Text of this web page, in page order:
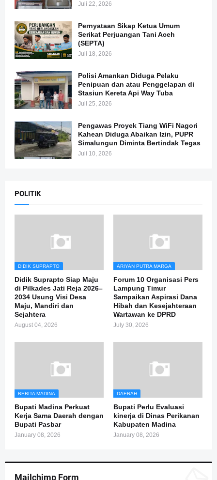
Juli 22, 2026
Pernyataan Sikap Ketua Umum
Serikat Perjuangan Tani Aceh
(SEPTA)
Juli 18, 2026
Polisi Amankan Diduga Pelaku
Penipuan dan atau Penggelapan di
Stasiun Kereta Api Way Tuba
Juli 25, 2026
Pengawas Proyek Tiang WiFi Nagori
Kahean Diduga Abaikan Izin, PUPR
Simalungun Diminta Bertindak Tegas
Juli 10, 2026
POLITIK
DIDIK SUPRAPTO
Didik Suprapto Siap Maju
di Pilkades Jati Reja 2026–
2034 Usung Visi Desa
Maju, Mandiri dan
Sejahtera
August 04, 2026
ARIYAN PUTRA MARGA
Forum 10 Organisasi Pers
Lampung Timur
Sampaikan Aspirasi Dana
Hibah dan Kesejahteraan
Wartawan ke DPRD
July 30, 2026
BERITA MADINA
Bupati Madina Perkuat
Kerja Sama Daerah dengan
Bupati Pasbar
January 08, 2026
DAERAH
Bupati Perlu Evaluasi
kinerja di Dinas Perikanan
Kabupaten Madina
January 08, 2026
Mailchimp Form